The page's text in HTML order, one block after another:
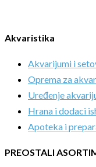
Akvaristika
Akvarijumi i
Oprema za
Uređenje
Hrana i dodaci
Apoteka i
PREOSTALI